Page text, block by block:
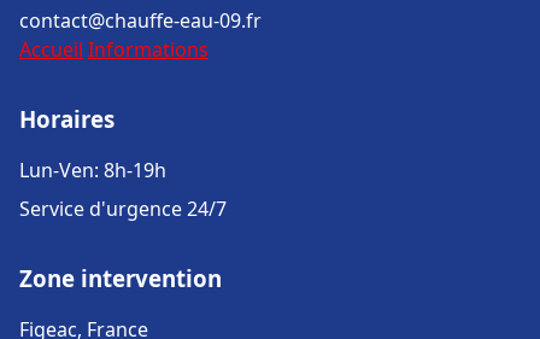
contact@chauffe-eau-09.fr
Accueil Informations
Horaires
Lun-Ven: 8h-19h
Service d'urgence 24/7
Zone intervention
Figeac, France